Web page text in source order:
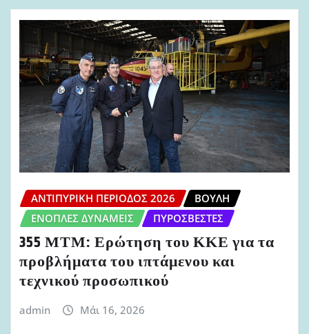
ΑΝΤΙΠΥΡΙΚΉ ΠΕΡΊΟΔΟΣ 2026
ΒΟΥΛΉ
ΈΝΟΠΛΕΣ ΔΥΝΆΜΕΙΣ
ΠΥΡΟΣΒΈΣΤΕΣ
355 ΜΤΜ: Ερώτηση του ΚΚΕ για τα
προβλήματα του ιπτάμενου και
τεχνικού προσωπικού
admin Μάι 16, 2026